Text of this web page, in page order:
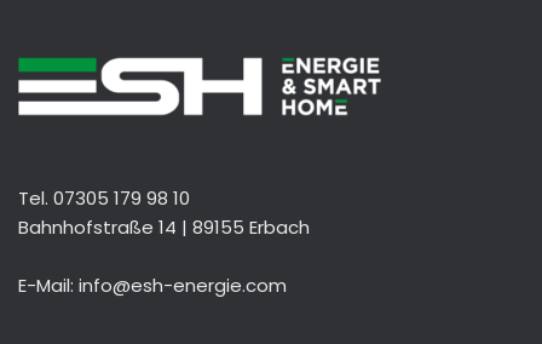
Tel. 07305 179 98 10
Bahnhofstraße 14 | 89155 Erbach
E-Mail: info@esh-energie.com